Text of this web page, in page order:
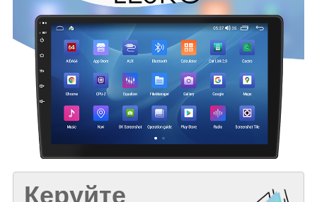
Керуйте